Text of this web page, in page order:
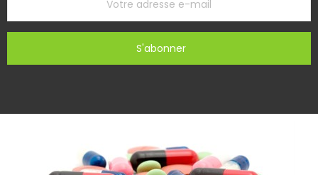
S'abonner